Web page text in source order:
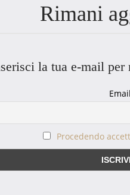
Rimani
la tua e-mail per
Email
Procedendo